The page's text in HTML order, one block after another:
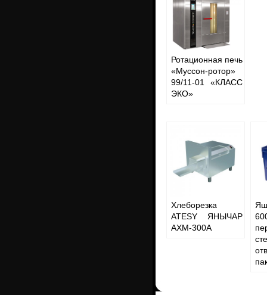
Ротационная печь
«Муссон-ротор»
99/11-01 «КЛАСС
ЭКО»
Хлеборезка
ATESY ЯНЫЧАР
АХМ-300А